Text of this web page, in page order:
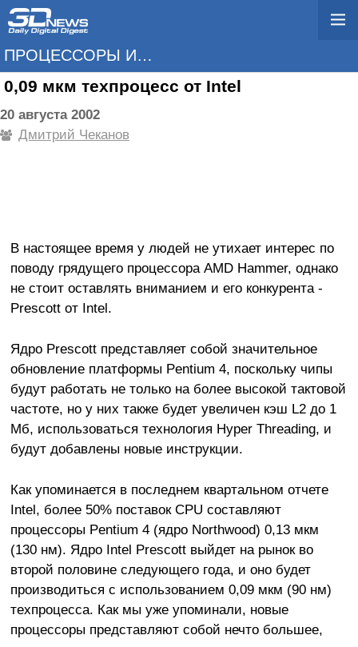
ПРОЦЕССОРЫ И ПАМЯТЬ
0,09 мкм техпроцесс от Intel
20 августа 2002
Дмитрий Чеканов
В настоящее время у людей не утихает интерес по
поводу грядущего процессора AMD Hammer, однако
не стоит оставлять вниманием и его конкурента -
Prescott от Intel.
Ядро Prescott представляет собой значительное
обновление платформы Pentium 4, поскольку чипы
будут работать не только на более высокой тактовой
частоте, но у них также будет увеличен кэш L2 до 1
Мб, использоваться технология Hyper Threading, и
будут добавлены новые инструкции.
Как упоминается в последнем квартальном отчете
Intel, более 50% поставок CPU составляют
процессоры Pentium 4 (ядро Northwood) 0,13 мкм
(130 нм). Ядро Intel Prescott выйдет на рынок во
второй половине следующего года, и оно будет
производиться с использованием 0,09 мкм (90 нм)
техпроцесса. Как мы уже упоминали, новые
процессоры представляют собой нечто большее,